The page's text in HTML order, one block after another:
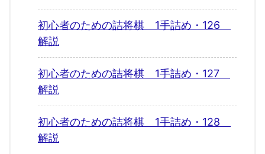
初心者のための詰将棋 1手詰め・126
解説
初心者のための詰将棋 1手詰め・127
解説
初心者のための詰将棋 1手詰め・128
解説